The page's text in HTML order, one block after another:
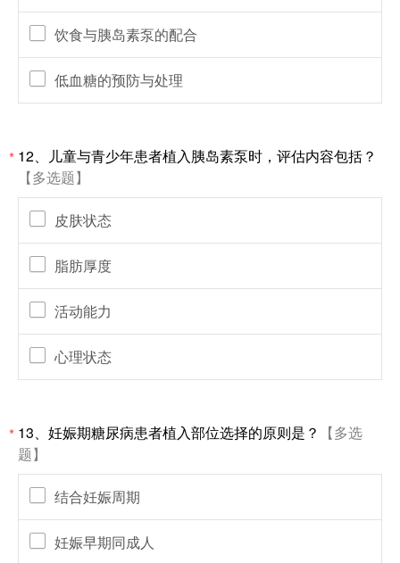
饮食与胰岛素泵的配合
低血糖的预防与处理
* 12、儿童与青少年患者植入胰岛素泵时，评估内容包括？
【多选题】
皮肤状态
脂肪厚度
活动能力
心理状态
* 13、妊娠期糖尿病患者植入部位选择的原则是？
【多选
题】
结合妊娠周期
妊娠早期同成人